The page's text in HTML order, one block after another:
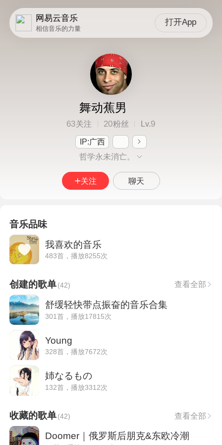
网易云音乐
相信音乐的力量
打开App
舞动蕉男
63关注 20粉丝 Lv.9
IP:广西
哲学永未消亡。
关注 聊天
音乐品味
我喜欢的音乐
483首，播放8255次
创建的歌单(42) 查看全部
舒缓轻快带点振奋的音乐合集
301首，播放17815次
Young
328首，播放7672次
姉なるもの
132首，播放3312次
收藏的歌单(42) 查看全部
Doomer｜俄罗斯后朋克&东欧冷潮